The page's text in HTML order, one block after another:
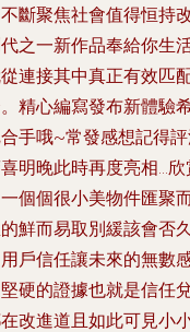
斷聚焦社會值得恒持
之一新作品奉給你生
連接其中真正有效匹
精心編寫發布新體驗
手哦~常發感想記得
明晚此時再度亮相…
個個很小美物件匯聚
鮮而易取別緩該會否
戶信任讓未來的無數
硬的證據也就是信任
改進道且如此可見小